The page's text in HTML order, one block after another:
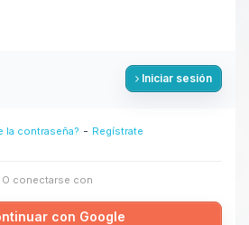
Iniciar sesión
la contraseña? - Regístrate
O conectarse con
con Google